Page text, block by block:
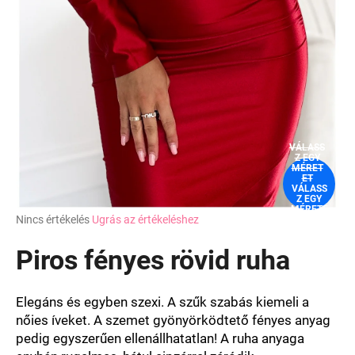
A
átlagos
értékelése
ből
0,0
csillag.
Nincs értékelés Ugrás az értékeléshez
Piros fényes rövid ruha
Elegáns és egyben szexi. A szűk szabás kiemeli a
nőies íveket. A szemet gyönyörködtető fényes anyag
pedig egyszerűen ellenállhatatlan! A ruha anyaga
VÁLASS
Z EGY
MÉRET
ET
VÁLASS
Z EGY
MÉRETE